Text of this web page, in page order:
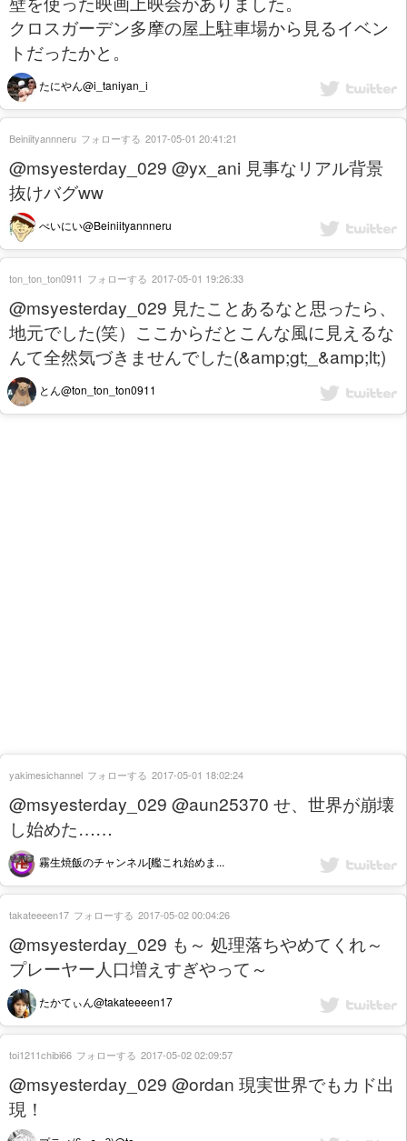
クロスガーデン多摩の屋上駐車場から見るイベン
トだったかと。
たにやん@i_taniyan_i
@msyesterday_029 @yx_ani 見事なリアル背景
抜けバグww
べいにい@Beiniityannneru
Beiniityannneru フォローする 2017-05-01 20:41:21
@msyesterday_029 見たことあるなと思ったら、
地元でした(笑）ここからだとこんな風に見えるな
んて全然気づきませんでした(&amp;gt;_&amp;lt;)
とん@ton_ton_ton0911
ton_ton_ton0911 フォローする 2017-05-01 19:26:33
@msyesterday_029 @aun25370 せ、世界が崩壊
し始めた……
霧生焼飯のチャンネル[艦これ始めま...
yakimesichannel フォローする 2017-05-01 18:02:24
@msyesterday_029 も～ 処理落ちやめてくれ～
プレーヤー人口増えすぎやって～
たかてぃん@takateeeen17
takateeeen17 フォローする 2017-05-02 00:04:26
@msyesterday_029 @ordan 現実世界でもカド出
現！
toi1211chibi66 フォローする 2017-05-02 02:09:57